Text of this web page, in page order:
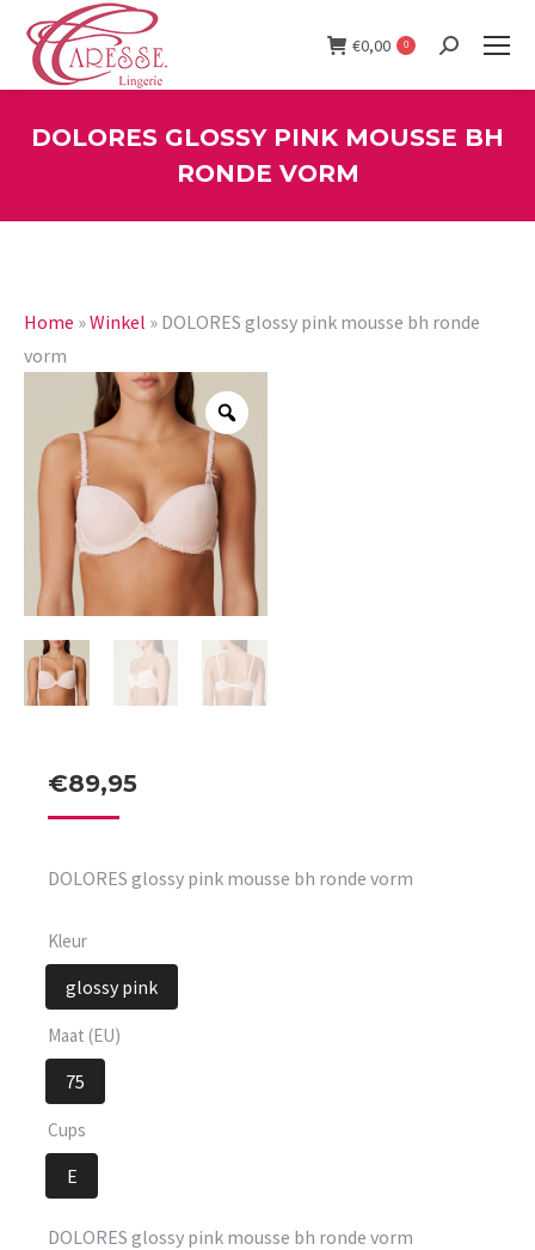
€0,00 0 Search:
DOLORES GLOSSY PINK MOUSSE BH
RONDE VORM
Home »Winkel » DOLORES glossy pink mousse bh ronde
vorm
€89,95
DOLORES glossy pink mousse bh ronde vorm
Kleur
glossy pink
Maat (EU)
75
Cups
E
DOLORES glossy pink mousse bh ronde vorm